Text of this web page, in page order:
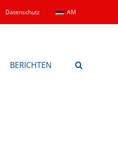
Datenschutz AM
BERICHTEN